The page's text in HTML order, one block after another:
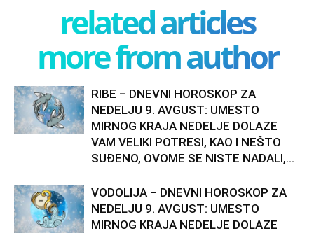
related articles
more from author
RIBE – DNEVNI HOROSKOP ZA
NEDELJU 9. AVGUST: UMESTO
MIRNOG KRAJA NEDELJE DOLAZE
VAM VELIKI POTRESI, KAO I NEŠTO
SUĐENO, OVOME SE NISTE NADALI,...
VODOLIJA – DNEVNI HOROSKOP ZA
NEDELJU 9. AVGUST: UMESTO
MIRNOG KRAJA NEDELJE DOLAZE